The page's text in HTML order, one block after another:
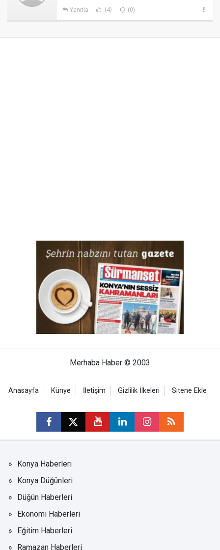
Yanıtla (4) (0)
Merhaba Haber © 2003
Anasayfa Künye İletişim Gizlilik İlkeleri Sitene Ekle
Konya Haberleri
Konya Düğünleri
Düğün Haberleri
Ekonomi Haberleri
Eğitim Haberleri
Ramazan Haberleri